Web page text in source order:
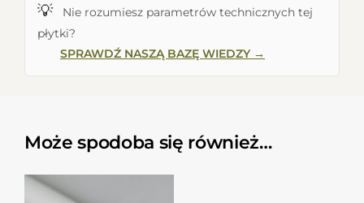
💡
Nie rozumiesz parametrów technicznych tej
płytki?
SPRAWDŹ NASZĄ BAZĘ WIEDZY →
Może spodoba się również…